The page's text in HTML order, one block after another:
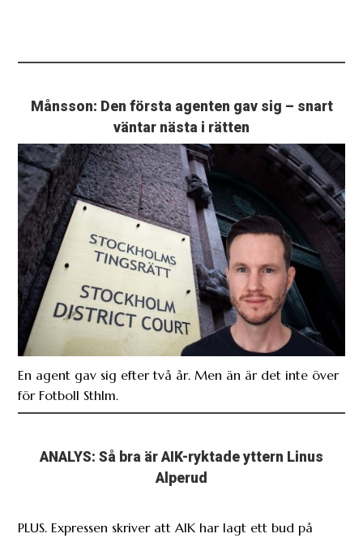
Månsson: Den första agenten gav sig – snart
väntar nästa i rätten
En agent gav sig efter två år. Men än är det inte över
för Fotboll Sthlm.
ANALYS: Så bra är AIK-ryktade yttern Linus
Alperud
PLUS. Expressen skriver att AIK har lagt ett bud på